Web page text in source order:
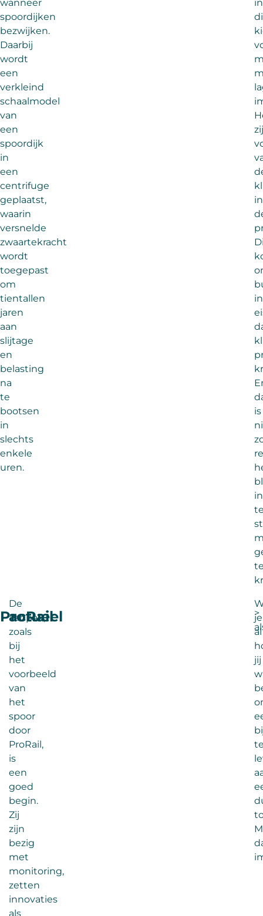
wanneer
spoordijken
bezwijken.
Daarbij
wordt
een
verkleind
schaalmodel
van
een
spoordijk
in
een
centrifuge
geplaatst,
waarin
versnelde
zwaartekracht
wordt
toegepast
om
tientallen
jaren
aan
slijtage
en
belasting
na
te
bootsen
in
slechts
enkele
uren.
in
is
ProRail
De
aanpak,
zoals
bij
het
voorbeeld
van
het
spoor
door
ProRail,
is
een
goed
begin.
Zij
zijn
bezig
met
monitoring,
zetten
innovaties
als
actueel
je
al
jij
>